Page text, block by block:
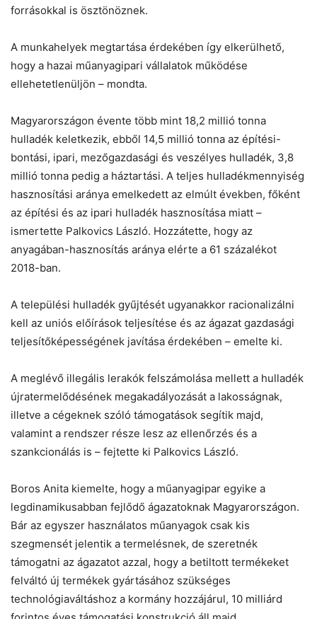
forrásokkal is ösztönöznek.
A munkahelyek megtartása érdekében így elkerülhető,
hogy a hazai műanyagipari vállalatok működése
ellehetetlenüljön – mondta.
Magyarországon évente több mint 18,2 millió tonna
hulladék keletkezik, ebből 14,5 millió tonna az építési-
bontási, ipari, mezőgazdasági és veszélyes hulladék, 3,8
millió tonna pedig a háztartási. A teljes hulladékmennyiség
hasznosítási aránya emelkedett az elmúlt években, főként
az építési és az ipari hulladék hasznosítása miatt –
ismertette Palkovics László. Hozzátette, hogy az
anyagában-hasznosítás aránya elérte a 61 százalékot
2018-ban.
A települési hulladék gyűjtését ugyanakkor racionalizálni
kell az uniós előírások teljesítése és az ágazat gazdasági
teljesítőképességének javítása érdekében – emelte ki.
A meglévő illegális lerakók felszámolása mellett a hulladék
újratermelődésének megakadályozását a lakosságnak,
illetve a cégeknek szóló támogatások segítik majd,
valamint a rendszer része lesz az ellenőrzés és a
szankcionálás is – fejtette ki Palkovics László.
Boros Anita kiemelte, hogy a műanyagipar egyike a
legdinamikusabban fejlődő ágazatoknak Magyarországon.
Bár az egyszer használatos műanyagok csak kis
szegmensét jelentik a termelésnek, de szeretnék
támogatni az ágazatot azzal, hogy a betiltott termékeket
felváltó új termékek gyártásához szükséges
technológiaváltáshoz a kormány hozzájárul, 10 milliárd